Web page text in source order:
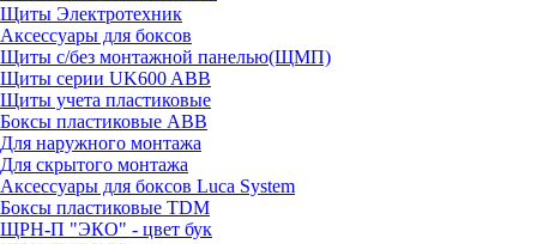
Щиты Электротехник
Аксессуары для боксов
Щиты с/без монтажной панелью(ЩМП)
Щиты серии UK600 ABB
Щиты учета пластиковые
Боксы пластиковые ABB
Для наружного монтажа
Для скрытого монтажа
Аксессуары для боксов Luca System
Боксы пластиковые TDM
ЩРН-П "ЭКО" - цвет бук